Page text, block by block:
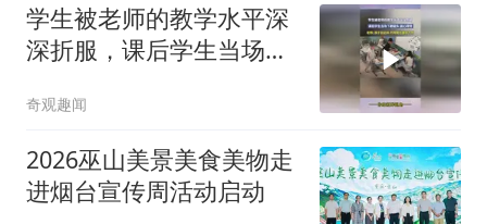
学生被老师的教学水平深
深折服，课后学生当场下
奇观趣闻
2026巫山美景美食美物走
进烟台宣传周活动启动